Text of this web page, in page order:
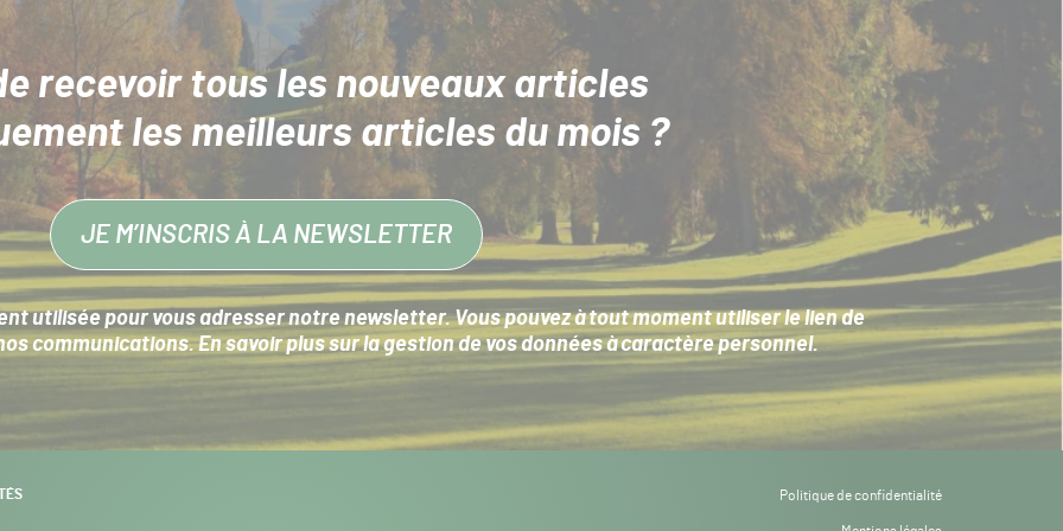
recevoir tous les nouveaux articles
les meilleurs articles du mois ?
JE M’INSCRIS À LA NEWSLETTER
utilisée pour vous adresser notre newsletter. Vous pouvez à tout moment utiliser le lien de
communications. En savoir plus sur lagestion de vos données à caractère personnel.
Politique de confidentialité